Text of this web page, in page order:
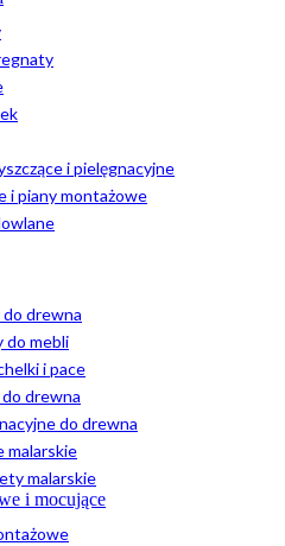
i pielęgnacyjne
i piany montażowe
do drewna
do mebli
i pace
drewna
do drewna
malarskie
malarskie
i mocujące